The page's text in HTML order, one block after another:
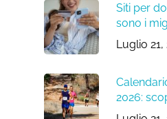
Siti per
sono i
Luglio 21,
2026: